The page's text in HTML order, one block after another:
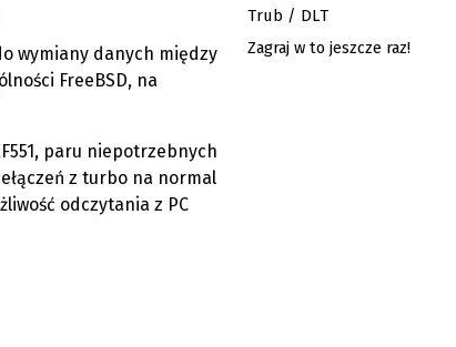
wymiany danych między
FreeBSD, na
paru niepotrzebnych
z turbo na normal
odczytania z PC
Trub / DLT
Zagraj w to jeszcze raz!